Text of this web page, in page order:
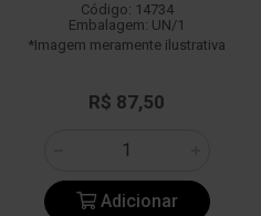
Código: 14734
Embalagem: UN/1
*Imagem meramente ilustrativa
R$ 87,50
Adicionar